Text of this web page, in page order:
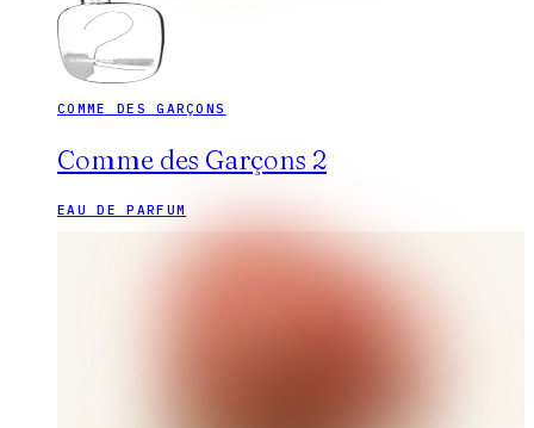
COMME DES GARÇONS
Comme des Garçons 2
EAU DE PARFUM